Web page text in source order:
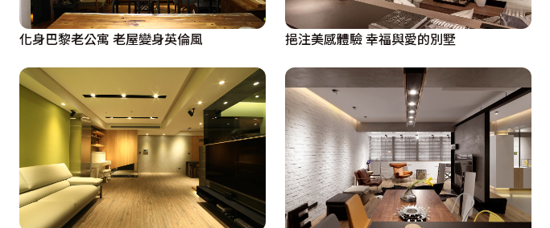
化身巴黎老公寓 老屋變身英倫風 挹注美感體驗 幸福與愛的別墅